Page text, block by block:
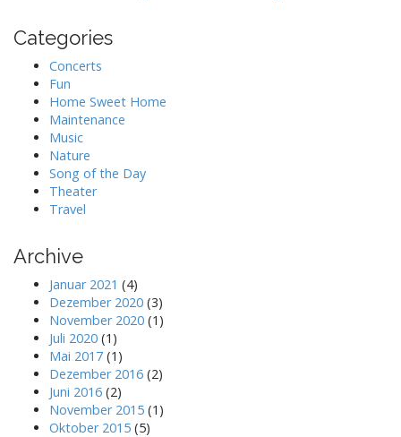
Categories
Concerts
Fun
Home Sweet Home
Maintenance
Music
Nature
Song of the Day
Theater
Travel
Archive
Januar 2021 (4)
Dezember 2020 (3)
November 2020 (1)
Juli 2020 (1)
Mai 2017 (1)
Dezember 2016 (2)
Juni 2016 (2)
November 2015 (1)
Oktober 2015 (5)